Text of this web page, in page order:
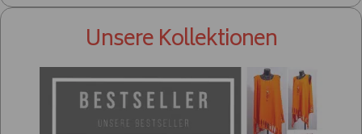
Unsere Kollektionen